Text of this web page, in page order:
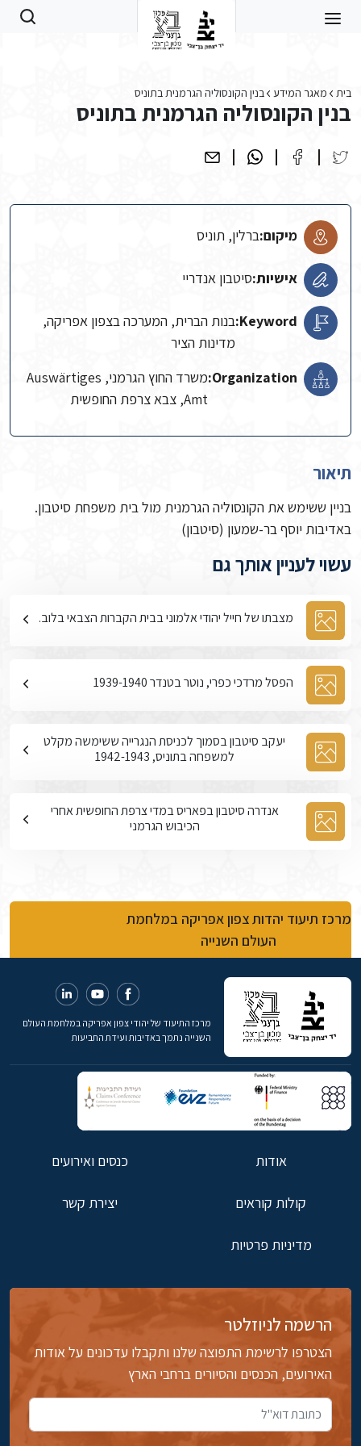
בית מאגר המידע בנין הקונסוליה הגרמנית בתוניס
בנין הקונסוליה הגרמנית בתוניס
מיקום:ברלין, תוניס
אישיות:סיטבון אנדריי
Keyword: בנות הברית, המערכה בצפון אפריקה,
מדינות הציר
Organization:
משרד החוץ הגרמני, Auswärtiges
Amt, צבא צרפת החופשית
תיאור
בניין ששימש את הקונסוליה הגרמנית מול בית משפחת סיטבון.
באדיבות יוסף בר-שמעון (סיטבון)
עשוי לעניין אותך גם
מצבתו של חייל יהודי אלמוני בבית הקברות הצבאי בלוב.
הפסל מרדכי כפרי, נוטר בטנדר 1939-1940
יעקב סיטבון בסמוך לכניסת הנגרייה ששימשה מקלט
למשפחה בתוניס, 1942-1943
אנדרה סיטבון בפאריס במדי צרפת החופשית אחרי
הכיבוש הגרמני
מרכז תיעוד יהדות צפון אפריקה במלחמת
העולם השנייה
מרכז התיעוד של יהודי צפון אפריקה במלחמת העולם
השנייה נתמך באדיבות ועידת התביעות
אודות כנסים ואירועים
קולות קוראים יצירת קשר
מדיניות פרטיות
הרשמה לניוזלטר
הצטרפו לרשימת התפוצה שלנו ותקבלו עדכונים על אודות
האירועים, הכנסים והסיורים ברחבי הארץ